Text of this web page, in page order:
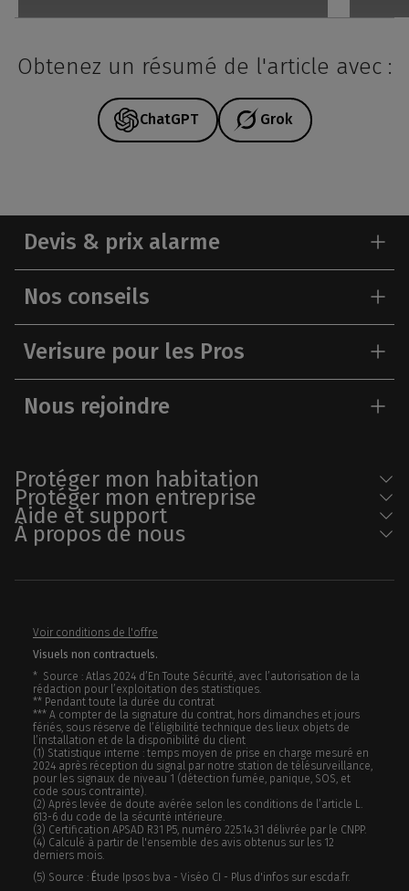
Obtenez un résumé de l'article avec :
ChatGPT Grok
Devis & prix alarme
Nos conseils
Verisure pour les Pros
Nous rejoindre
Protéger mon habitation
Protéger mon entreprise
Aide et support
À propos de nous
Voir conditions de l'offre
Visuels non contractuels.
* Source : Atlas 2024 d’En Toute Sécurité, avec l’autorisation de la
rédaction pour l’exploitation des statistiques.
** Pendant toute la durée du contrat
*** A compter de la signature du contrat, hors dimanches et jours
fériés, sous réserve de l’éligibilité technique des lieux objets de
l’installation et de la disponibilité du client
(1) Statistique interne : temps moyen de prise en charge mesuré en
2024 après réception du signal par notre station de télésurveillance,
pour les signaux de niveau 1 (détection fumée, panique, SOS, et
code sous contrainte).
(2) Après levée de doute avérée selon les conditions de l’article L.
613-6 du code de la sécurité intérieure.
(3) Certification APSAD R31 P5, numéro 225.14.31 délivrée par le CNPP.
(4) Calculé à partir de l'ensemble des avis obtenus sur les 12
derniers mois.
(5) Source : Étude Ipsos bva - Viséo CI - Plus d'infos sur escda.fr.